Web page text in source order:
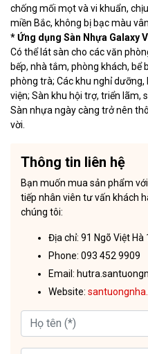
chống mối mọt và vi khuẩn,
miền Bắc, không bị bạc màu
* Ứng dụng Sàn Nhựa Galaxy
Có thể lát sàn cho các văn
bếp, nhà tắm, phòng khách, bể
phòng trà; Các khu nghỉ
viện; Sàn khu hội trợ, triển lãm,
Sàn nhựa ngày càng trở nên
vời.
Thông tin liên hệ
Bạn muốn mua sản phẩm
tiếp nhân viên tư vấn khách
chúng tôi:
Địa chỉ: 91 Ngõ Việt Hà
Phone: 093 452 9909
Email:
Website: